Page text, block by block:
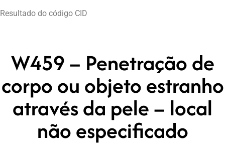
Resultado do código CID
W459 – Penetração de
corpo ou objeto estranho
através da pele – local
não especificado